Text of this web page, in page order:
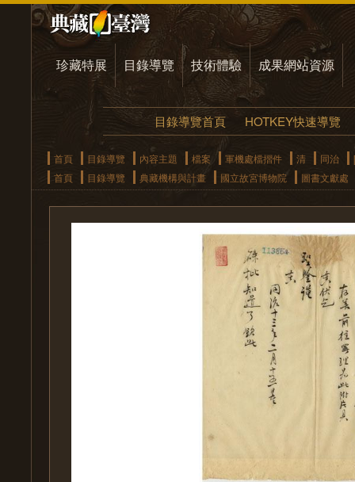
珍藏特展 目錄導覽 技術體驗 成果網站資源
目錄導覽首頁 HOTKEY快速導覽
首頁 目錄導覽 內容主題 檔案 軍機處檔摺件 清 同治
首頁
目錄導覽 典藏機構與計畫 國立故宮博物院 圖書文獻處